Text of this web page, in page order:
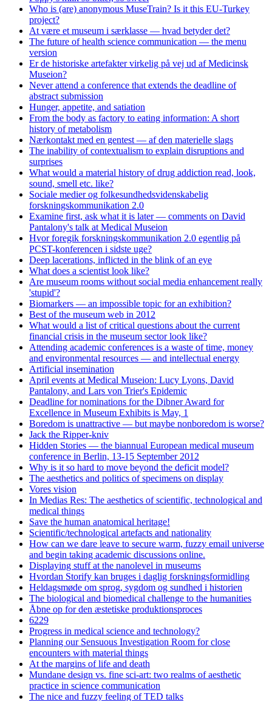
Who is (are) anonymous MuseTrain? Is it this EU-Turkey
project?
At være et museum i særklasse — hvad betyder det?
The future of health science communication — the menu
version
Er de historiske artefakter virkelig på vej ud af Medicinsk
Museion?
Never attend a conference that extends the deadline of
abstract submission
Hunger, appetite, and satiation
From the body as factory to eating information: A short
history of metabolism
Nærkontakt med en gentest — af den materielle slags
The inability of contextualism to explain disruptions and
surprises
What would a material history of drug addiction read, look,
sound, smell etc. like?
Sociale medier og folkesundhedsvidenskabelig
forskningskommunikation 2.0
Examine first, ask what it is later — comments on David
Pantalony's talk at Medical Museion
Hvor foregik forskningskommunikation 2.0 egentlig på
PCST-konferencen i sidste uge?
Deep lacerations, inflicted in the blink of an eye
What does a scientist look like?
Are museum rooms without social media enhancement really
'stupid'?
Biomarkers — an impossible topic for an exhibition?
Best of the museum web in 2012
What would a list of critical questions about the current
financial crisis in the museum sector look like?
Attending academic conferences is a waste of time, money
and environmental resources — and intellectual energy
Artificial insemination
April events at Medical Museion: Lucy Lyons, David
Pantalony, and Lars von Trier's Epidemic
Deadline for nominations for the Dibner Award for
Excellence in Museum Exhibits is May, 1
Boredom is unattractive — but maybe nonboredom is worse?
Jack the Ripper-kniv
Hidden Stories — the biannual European medical museum
conference in Berlin, 13-15 September 2012
Why is it so hard to move beyond the deficit model?
The aesthetics and politics of specimens on display
Vores vision
In Medias Res: The aesthetics of scientific, technological and
medical things
Save the human anatomical heritage!
Scientific/technological artefacts and nationality
How can we dare leave to secure warm, fuzzy email universe
and begin taking academic discussions online.
Displaying stuff at the nanolevel in museums
Hvordan Storify kan bruges i daglig forskningsformidling
Heldagsmøde om sprog, sygdom og sundhed i historien
The biological and biomedical challenge to the humanities
Åbne op for den æstetiske produktionsproces
6229
Progress in medical science and technology?
Planning our Sensuous Investigation Room for close
encounters with material things
At the margins of life and death
Mundane design vs. fine sci-art: two realms of aesthetic
practice in science communication
The nice and fuzzy feeling of TED talks